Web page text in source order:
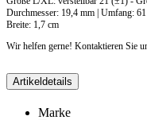
Durchmesser: 19,4 mm | Umfang:
Breite: 1,7 cm
Wir helfen gerne! Kontaktieren Sie
Artikeldetails
Marke